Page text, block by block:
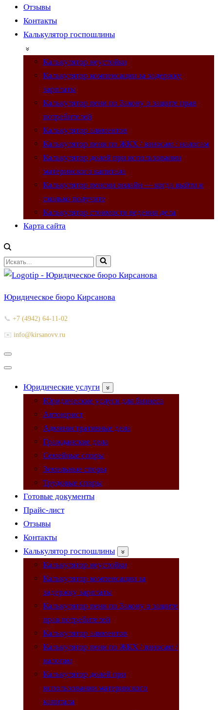
Отзывы
Контакты
Калькулятор госпошлины
Калькулятор неустойки
Калькулятор компенсации за задержку
зарплаты
Калькулятор пени по Закону о защите прав
потребителей
Калькулятор алиментов
Калькулятор пени по ЖКХ / взносам / налогам
Калькулятор долей при использовании
материнского капитала
Калькулятор пенсии онлайн — когда выйти и
сколько получите
Калькулятор стоимости ведения дела
Карта сайта
Искать...
Юридическое бюро Кирсанова
📞 +7 (4942) 64-11-02
✉️ info@kirsanovv.ru
Меню
навигации
Меню
Юридические услуги
Юридические услуги для бизнеса
Автоюрист
Административные дела
Гражданские дела
Семейные споры
Земельные споры
Трудовые споры
Готовые документы
Прайс-лист
Отзывы
Контакты
Калькулятор госпошлины
Калькулятор неустойки
Калькулятор компенсации за
задержку зарплаты
Калькулятор пени по Закону о защите
прав потребителей
Калькулятор алиментов
Калькулятор пени по ЖКХ / взносам /
налогам
Калькулятор долей при
использовании материнского
капитала